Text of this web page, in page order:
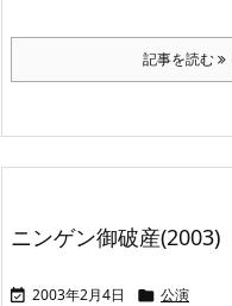
記事を読む
ニンゲン御破産(2003)
 2003年2月4日  公演